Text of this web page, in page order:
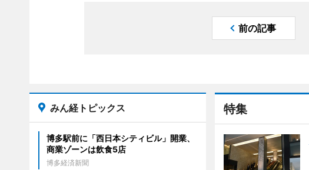
前の記事
特集
みん経トピックス
博多駅前に「西日本シティビル」開業、
商業ゾーンは飲食5店
博多経済新聞